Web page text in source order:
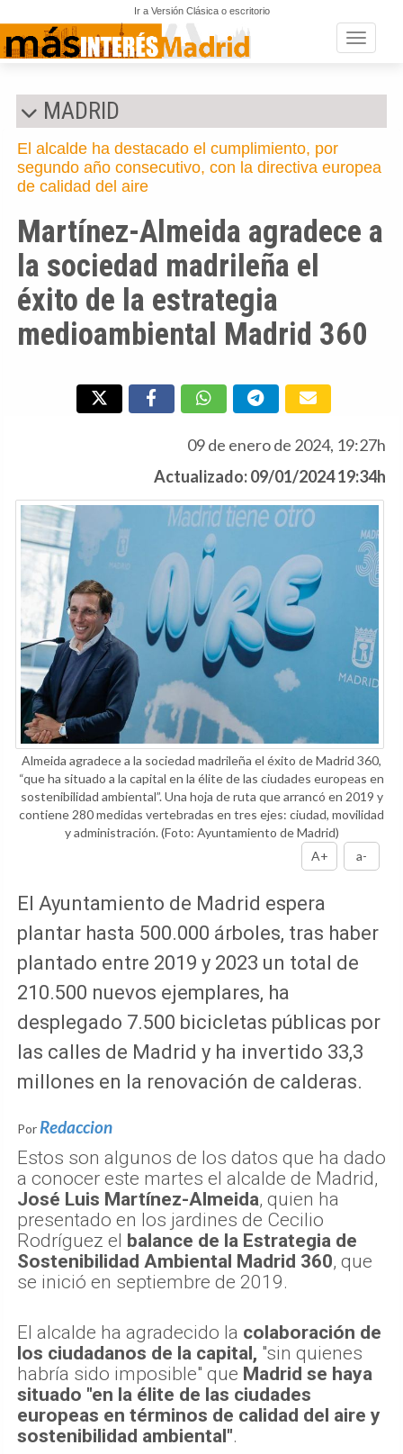
Ir a Versión Clásica o escritorio
Toggle
MADRID
El alcalde ha destacado el cumplimiento, por
segundo año consecutivo, con la directiva europea
de calidad del aire
Martínez-Almeida agradece a
la sociedad madrileña el
éxito de la estrategia
medioambiental Madrid 360
09 de enero de 2024, 19:27h
Actualizado: 09/01/2024 19:34h
Almeida agradece a la sociedad madrileña el éxito de Madrid 360,
“que ha situado a la capital en la élite de las ciudades europeas en
sostenibilidad ambiental”. Una hoja de ruta que arrancó en 2019 y
contiene 280 medidas vertebradas en tres ejes: ciudad, movilidad
y administración.(Foto: Ayuntamiento de Madrid)
A+
a-
El Ayuntamiento de Madrid espera
plantar hasta 500.000 árboles, tras haber
plantado entre 2019 y 2023 un total de
210.500 nuevos ejemplares, ha
desplegado 7.500 bicicletas públicas por
las calles de Madrid y ha invertido 33,3
millones en la renovación de calderas.
Por Redaccion
Estos son algunos de los datos que ha dado
a conocer este martes el alcalde de Madrid,
José Luis Martínez-Almeida, quien ha
presentado en los jardines de Cecilio
Rodríguez el balance de la Estrategia de
Sostenibilidad Ambiental Madrid 360, que
se inició en septiembre de 2019.
El alcalde ha agradecido la colaboración de
los ciudadanos de la capital, "sin quienes
habría sido imposible" que Madrid se haya
situado "en la élite de las ciudades
europeas en términos de calidad del aire y
sostenibilidad ambiental".